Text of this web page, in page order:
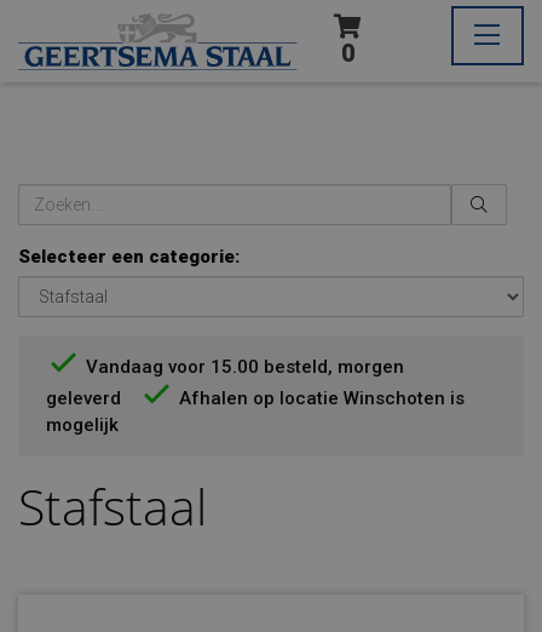
0
Selecteer een categorie:
Vandaag voor 15.00 besteld, morgen
geleverd
Afhalen op locatie Winschoten is
mogelijk
Stafstaal